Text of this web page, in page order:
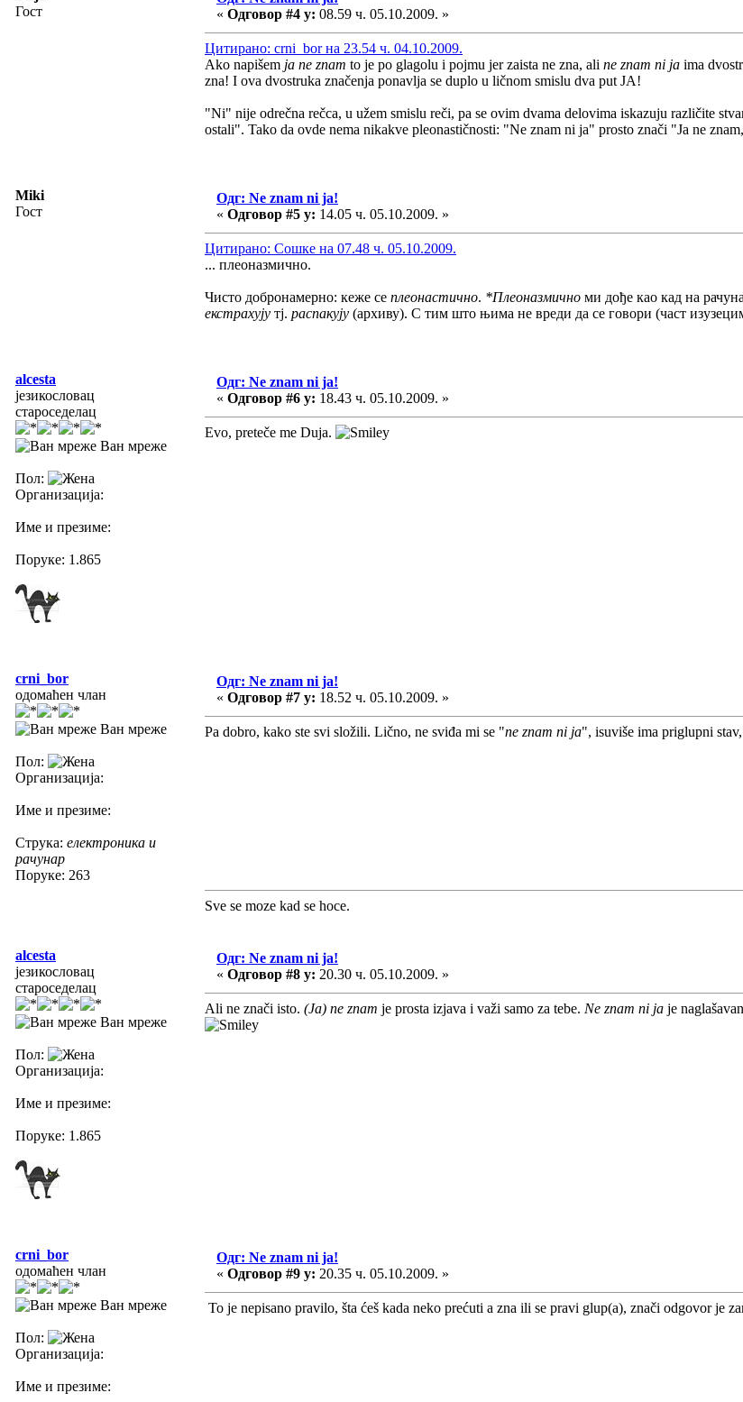
Гост
« Одговор #4 у: 08.59 ч. 05.10.2009. »
Цитирано: crni_bor на 23.54 ч. 04.10.2009.
Ako napišem ja ne znam to je po glagolu i pojmu jer zaista ne zna, ali ne znam ni ja ima
zna! I ova dvostruka značenja ponavlja se duplo u ličnom smislu dva put JA!
"Ni" nije odrečna rečca, u užem smislu reči, pa se ovim dvama delovima iskazuju različite
ostali". Tako da ovde nema nikakve pleonastičnosti: "Ne znam ni ja" prosto znači "Ja ne
Miki
Гост
Одг: Ne znam ni ja!
« Одговор #5 у: 14.05 ч. 05.10.2009. »
Цитирано: Сошке на 07.48 ч. 05.10.2009.
... плеоназмично.
Чисто добронамерно: кеже се плеонастично. *Плеоназмично ми дође као кад на
екстрахују тј. распакују (архиву). С тим што њима не вреди да се говори (част
alcesta
језикословац
староседелац
Ван мреже
Пол:
Организација:
Име и презиме:
Поруке: 1.865
Одг: Ne znam ni ja!
« Одговор #6 у: 18.43 ч. 05.10.2009. »
Evo, preteče me Duja.
crni_bor
одомаћен члан
Ван мреже
Пол:
Организација:
Име и презиме:
Струка: електроника и
рачунар
Поруке: 263
Одг: Ne znam ni ja!
« Одговор #7 у: 18.52 ч. 05.10.2009. »
Pa dobro, kako ste svi složili. Lično, ne sviđa mi se "ne znam ni ja", isuviše ima priglupni
Sve se moze kad se hoce.
alcesta
језикословац
староседелац
Ван мреже
Пол:
Организација:
Име и презиме:
Поруке: 1.865
Одг: Ne znam ni ja!
« Одговор #8 у: 20.30 ч. 05.10.2009. »
Ali ne znači isto. (Ja) ne znam je prosta izjava i važi samo za tebe. Ne znam ni ja je
crni_bor
одомаћен члан
Ван мреже
Пол:
Организација:
Име и презиме:
Одг: Ne znam ni ja!
« Одговор #9 у: 20.35 ч. 05.10.2009. »
To je nepisano pravilo, šta ćeš kada neko prećuti a zna ili se pravi glup(a), znači odgovor je